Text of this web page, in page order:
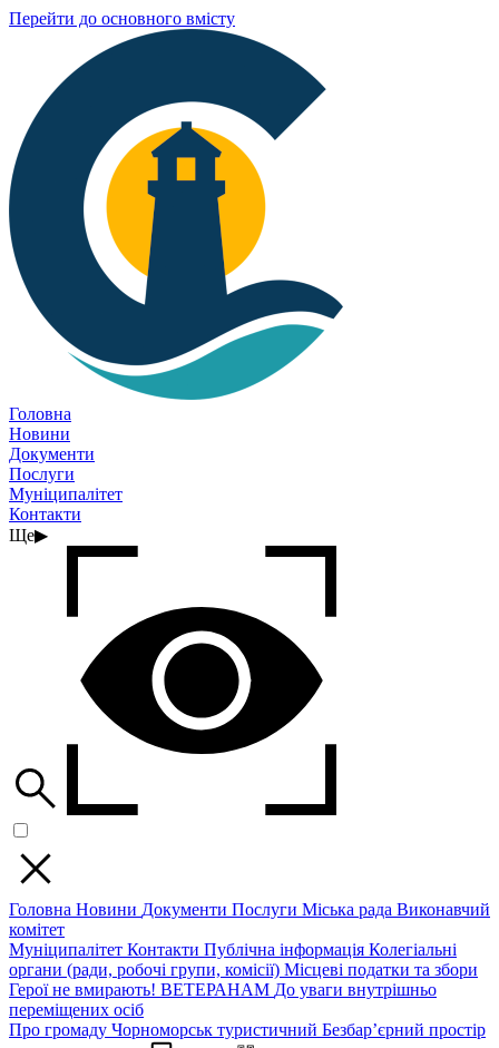
Перейти до основного вмісту
Головна
Новини
Документи
Послуги
Муніципалітет
Контакти
Ще▶
Головна Новини Документи Послуги Міська рада Виконавчий
комітет
Муніципалітет Контакти Публічна інформація Колегіальні
органи (ради, робочі групи, комісії) Місцеві податки та збори
Герої не вмирають! ВЕТЕРАНАМ До уваги внутрішньо
переміщених осіб
Про громаду Чорноморськ туристичний Безбар’єрний простір